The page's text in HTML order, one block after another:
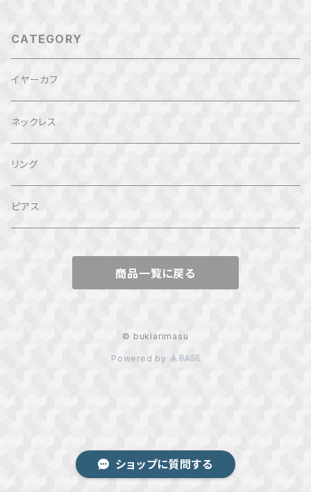
ショップに質問する
CATEGORY
イヤーカフ
ネックレス
リング
ピアス
商品一覧に戻る
© bukiarimasu
Powered by